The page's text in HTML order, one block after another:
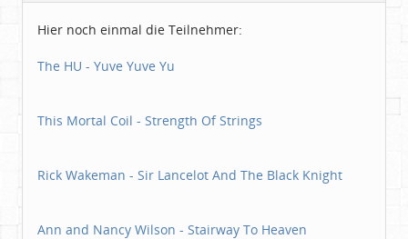
Beiträge:
7827
Hier noch einmal die Teilnehmer:
The HU - Yuve Yuve Yu
This Mortal Coil - Strength Of Strings
Rick Wakeman - Sir Lancelot And The Black Knight
Ann and Nancy Wilson - Stairway To Heaven